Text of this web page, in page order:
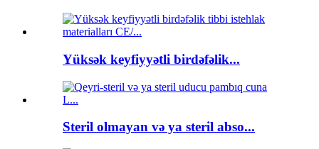
Yüksək keyfiyyətli birdəfəlik...
Steril olmayan və ya steril abso...